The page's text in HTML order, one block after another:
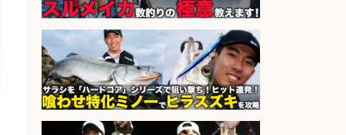
さらに求人情報を見る